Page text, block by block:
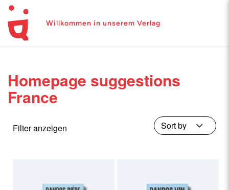
Willkommen in unserem Verlag
Homepage suggestions
France
Filter anzeigen